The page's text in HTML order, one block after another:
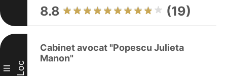
8.8 (19)
III Loc
Cabinet avocat "Popescu Julieta
Manon"